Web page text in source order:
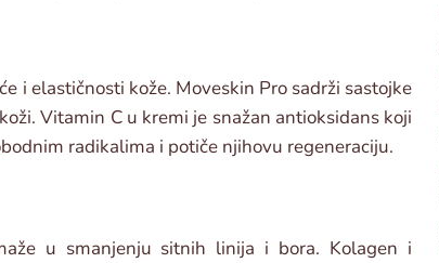
i elastičnosti kože. Moveskin Pro sadrži sastojke
Vitamin C u kremi je snažan antioksidans koji
radikalima i potiče njihovu regeneraciju.
u smanjenju sitnih linija i bora. Kolagen i